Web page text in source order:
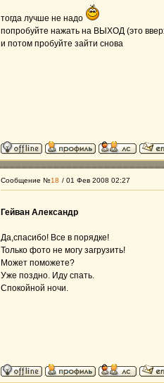
тогда лучше не надо
попробуйте нажать на ВЫХОД (это
и потом пробуйте зайти снова
Сообщение №18 / 01 Фев 2008 02:27
Гейван Александр
Да,спасибо! Все в порядке!
Только фото не могу загрузить!
Может поможете?
Уже поздно. Иду спать.
Спокойной ночи.